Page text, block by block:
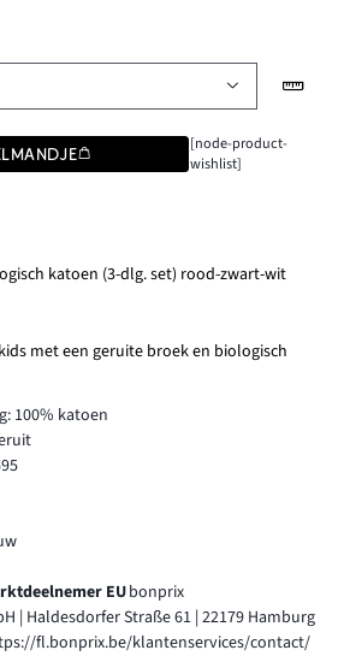
[node-product-
wishlist]
katoen (3-dlg. set) rood-zwart-wit
met een geruite broek en biologisch
100% katoen
EUbonprix
| Haldesdorfer Straße 61 | 22179 Hamburg
fl.bonprix.be/klantenservices/contact/